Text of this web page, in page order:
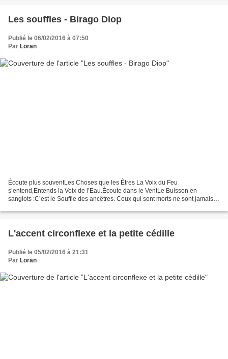
Les souffles - Birago Diop
Publié le 06/02/2016 à 07:50
Par Loran
Écoute plus souventLes Choses que les Êtres La Voix du Feu
s’entend,Entends la Voix de l’Eau.Écoute dans le VentLe Buisson en
sanglots :C’est le Souffle des ancêtres. Ceux qui sont morts ne sont jamais
L'accent circonflexe et la petite cédille
Publié le 05/02/2016 à 21:31
Par Loran